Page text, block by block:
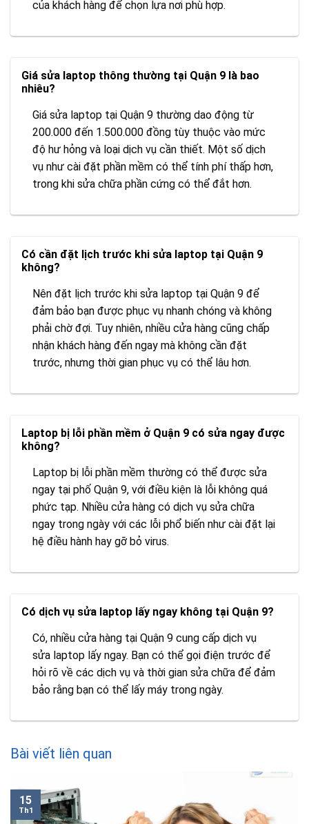
của khách hàng để chọn lựa nơi phù hợp.
Giá sửa laptop thông thường tại Quận 9 là bao
nhiêu?
Giá sửa laptop tại Quận 9 thường dao động từ
200.000 đến 1.500.000 đồng tùy thuộc vào mức
độ hư hỏng và loại dịch vụ cần thiết. Một số dịch
vụ như cài đặt phần mềm có thể tính phí thấp hơn,
trong khi sửa chữa phần cứng có thể đắt hơn.
Có cần đặt lịch trước khi sửa laptop tại Quận 9
không?
Nên đặt lịch trước khi sửa laptop tại Quận 9 để
đảm bảo bạn được phục vụ nhanh chóng và không
phải chờ đợi. Tuy nhiên, nhiều cửa hàng cũng chấp
nhận khách hàng đến ngay mà không cần đặt
trước, nhưng thời gian phục vụ có thể lâu hơn.
Laptop bị lỗi phần mềm ở Quận 9 có sửa ngay được
không?
Laptop bị lỗi phần mềm thường có thể được sửa
ngay tại phố Quận 9, với điều kiện là lỗi không quá
phức tạp. Nhiều cửa hàng có dịch vụ sửa chữa
ngay trong ngày với các lỗi phổ biến như cài đặt lại
hệ điều hành hay gỡ bỏ virus.
Có dịch vụ sửa laptop lấy ngay không tại Quận 9?
Có, nhiều cửa hàng tại Quận 9 cung cấp dịch vụ
sửa laptop lấy ngay. Bạn có thể gọi điện trước để
hỏi rõ về các dịch vụ và thời gian sửa chữa để đảm
bảo rằng bạn có thể lấy máy trong ngày.
Bài viết liên quan
15
Th1